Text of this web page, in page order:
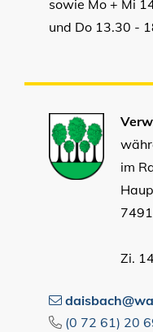
sowie Mo + Mi
und Do 13.30 -
im
Zi.
(0 72 61) 20